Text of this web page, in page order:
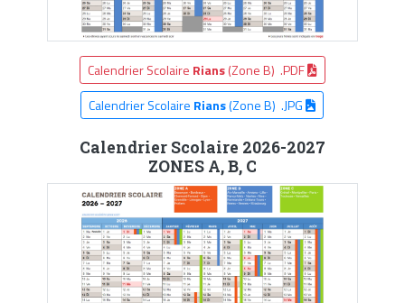
Calendrier Scolaire Rians(Zone B) .PDF
Calendrier Scolaire Rians(Zone B) .JPG
Calendrier Scolaire 2026-2027
ZONES A, B, C